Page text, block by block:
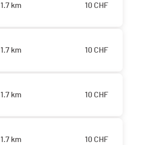
1.7 km 10 CHF
1.7 km 10 CHF
1.7 km 10 CHF
1.7 km 10 CHF